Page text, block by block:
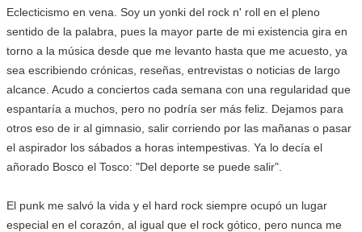
Eclecticismo en vena. Soy un yonki del rock n' roll en el pleno
sentido de la palabra, pues la mayor parte de mi existencia gira en
torno a la música desde que me levanto hasta que me acuesto, ya
sea escribiendo crónicas, reseñas, entrevistas o noticias de largo
alcance. Acudo a conciertos cada semana con una regularidad que
espantaría a muchos, pero no podría ser más feliz. Dejamos para
otros eso de ir al gimnasio, salir corriendo por las mañanas o pasar
el aspirador los sábados a horas intempestivas. Ya lo decía el
añorado Bosco el Tosco: "Del deporte se puede salir".
El punk me salvó la vida y el hard rock siempre ocupó un lugar
especial en el corazón, al igual que el rock gótico, pero nunca me